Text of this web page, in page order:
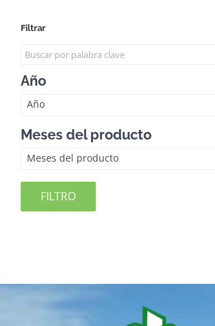
Filtrar
Año
Año
Meses del producto
Meses del producto
FILTRO